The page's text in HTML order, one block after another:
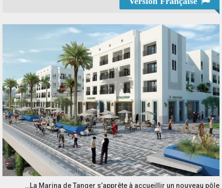
La Marina de Tanger s’apprête à accueillir un nouveau pôle…